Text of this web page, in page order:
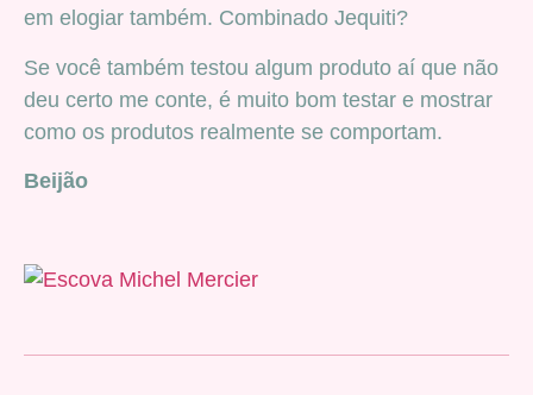
em elogiar também. Combinado Jequiti?
Se você também testou algum produto aí que não
deu certo me conte, é muito bom testar e mostrar
como os produtos realmente se comportam.
Beijão